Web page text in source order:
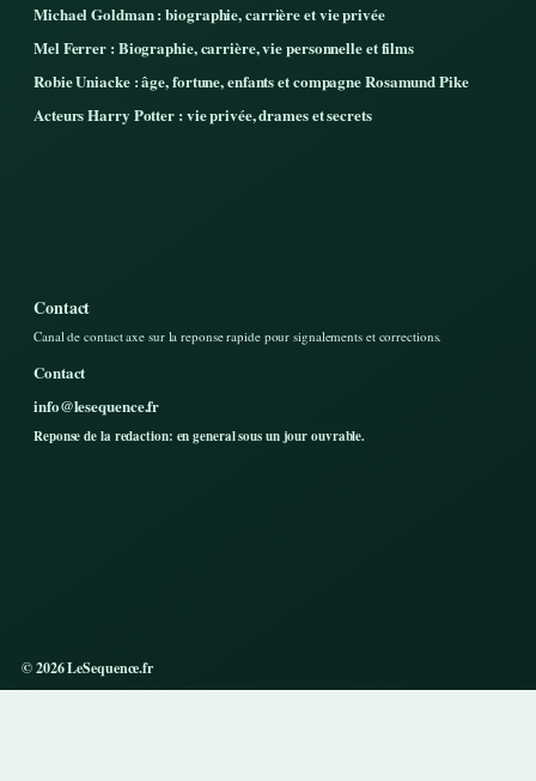
Michael Goldman : biographie, carrière et vie privée
Mel Ferrer : Biographie, carrière, vie personnelle et films
Robie Uniacke : âge, fortune, enfants et compagne Rosamund Pike
Acteurs Harry Potter : vie privée, drames et secrets
Contact
Canal de contact axe sur la reponse rapide pour signalements et corrections.
Contact
info@lesequence.fr
Reponse de la redaction: en general sous un jour ouvrable.
© 2026 LeSequence.fr